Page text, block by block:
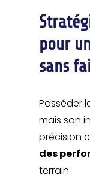
pour
sans
Posséder
mais son
précision
des
terrain.